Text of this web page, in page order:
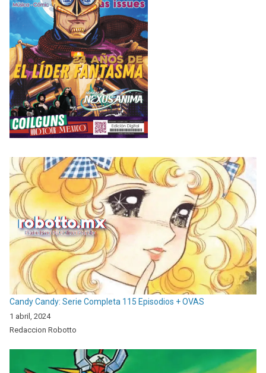
Candy Candy: Serie Completa 115 Episodios + OVAS
1 abril, 2024
Redaccion Robotto